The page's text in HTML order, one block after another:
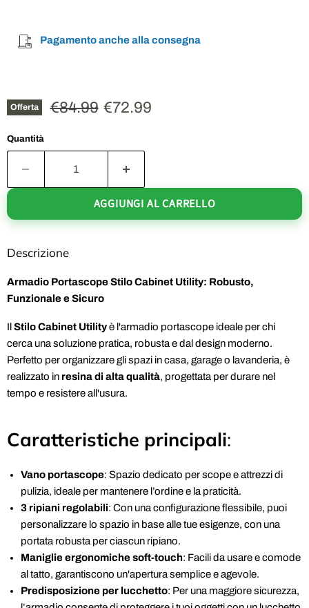
Pagamento anche alla consegna
Offerta Prezzo originale
€84.99 Prezzo attuale
€72.99
Quantità
AGGIUNGI AL CARRELLO
Descrizione
Armadio Portascope Stilo Cabinet Utility: Robusto,
Funzionale e Sicuro
Il Stilo Cabinet Utilityè l'armadio portascope ideale per chi
cerca una soluzione pratica, robusta e dal design moderno.
Perfetto per organizzare gli spazi in casa, garage o lavanderia, è
realizzato in resina di alta qualità, progettata per durare nel
tempo e resistere all'usura.
Caratteristiche principali:
Vano portascope: Spazio dedicato per scope e attrezzi di
pulizia, ideale per mantenere l’ordine e la praticità.
3 ripiani regolabili: Con una configurazione flessibile, puoi
personalizzare lo spazio in base alle tue esigenze, con una
portata robusta per ciascun ripiano.
Maniglie ergonomiche soft-touch: Facili da usare e comode
al tatto, garantiscono un'apertura semplice e agevole.
Predisposizione per lucchetto: Per una maggiore sicurezza,